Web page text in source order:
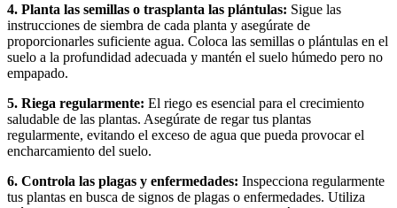
4. Planta las semillas o trasplanta las plántulas: Sigue las
instrucciones de siembra de cada planta y asegúrate de
proporcionarles suficiente agua. Coloca las semillas o plántulas en el
suelo a la profundidad adecuada y mantén el suelo húmedo pero no
empapado.
5. Riega regularmente: El riego es esencial para el crecimiento
saludable de las plantas. Asegúrate de regar tus plantas
regularmente, evitando el exceso de agua que pueda provocar el
encharcamiento del suelo.
6. Controla las plagas y enfermedades: Inspecciona regularmente
tus plantas en busca de signos de plagas o enfermedades. Utiliza